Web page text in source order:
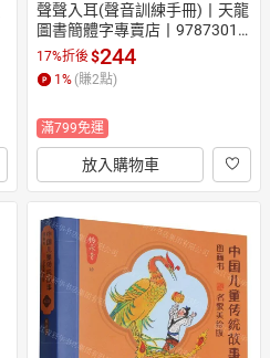
聲聲入耳(聲音訓練手冊)丨天龍
圖書簡體字專賣店丨97873013
38001 (tl2604)
17%折後$244
1% (賺2點)
滿799免運
放入購物車